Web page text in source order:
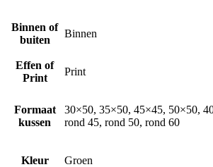
Binnen of
buiten
Binnen
Effen of
Print
Print
Formaat
kussen
30×50, 35×50, 45×45, 50×50,
rond 45, rond 50, rond 60
Kleur Groen